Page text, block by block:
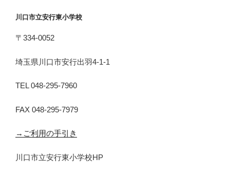
川口市立安行東小学校
〒334-0052
埼玉県川口市安行出羽4-1-1
TEL 048-295-7960
FAX 048-295-7979
→ご利用の手引き
川口市立安行東小学校HP